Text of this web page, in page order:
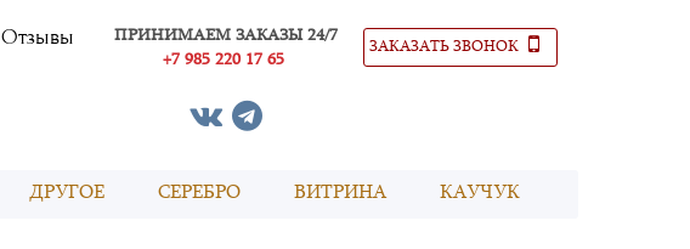
Отзывы
ПРИНИМАЕМ ЗАКАЗЫ 24/7
+7 985 220 17 65
ЗАКАЗАТЬ ЗВОНОК
ДРУГОЕ СЕРЕБРО ВИТРИНА КАУЧУК